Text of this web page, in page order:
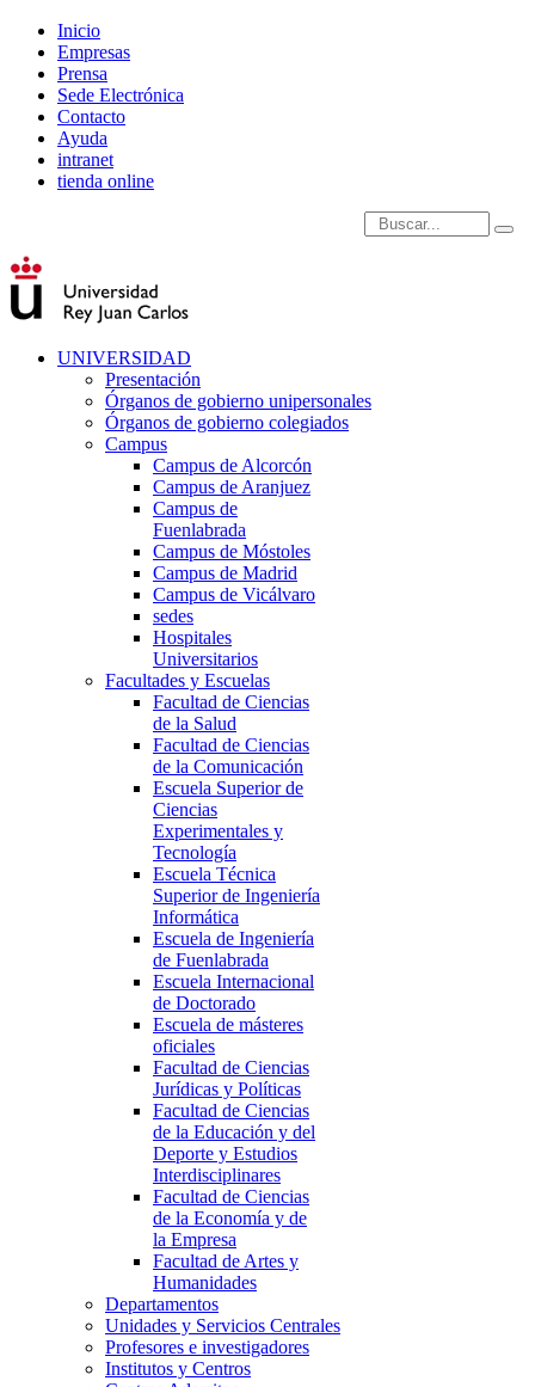
Inicio
Empresas
Prensa
Sede Electrónica
Contacto
Ayuda
intranet
tienda online
Introduce términos de
UNIVERSIDAD
Presentación
Órganos de gobierno unipersonales
Órganos de gobierno colegiados
Campus
Campus de Alcorcón
Campus de Aranjuez
Campus de
Fuenlabrada
Campus de Móstoles
Campus de Madrid
Campus de Vicálvaro
sedes
Hospitales
Universitarios
Facultades y Escuelas
Facultad de Ciencias
de la Salud
Facultad de Ciencias
de la Comunicación
Escuela Superior de
Ciencias
Experimentales y
Tecnología
Escuela Técnica
Superior de Ingeniería
Informática
Escuela de Ingeniería
de Fuenlabrada
Escuela Internacional
de Doctorado
Escuela de másteres
oficiales
Facultad de Ciencias
Jurídicas y Políticas
Facultad de Ciencias
de la Educación y del
Deporte y Estudios
Interdisciplinares
Facultad de Ciencias
de la Economía y de
la Empresa
Facultad de Artes y
Humanidades
Departamentos
Unidades y Servicios Centrales
Profesores e investigadores
Institutos y Centros